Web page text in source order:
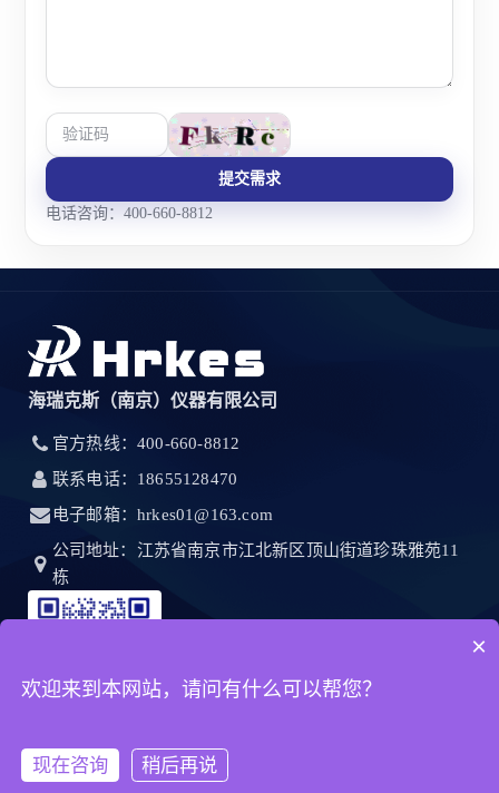
提交需求
电话咨询：400-660-8812
海瑞克斯（南京）仪器有限公司
官方热线：400-660-8812
联系电话：18655128470
电子邮箱：hrkes01@163.com
公司地址：江苏省南京市江北新区顶山街道珍珠雅苑11
栋
×
欢迎来到本网站，请问有什么可以帮您？
现在咨询 稍后再说